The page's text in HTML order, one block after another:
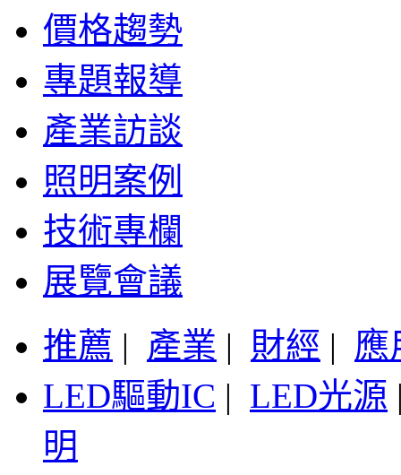
價格趨勢
專題報導
產業訪談
照明案例
技術專欄
展覽會議
推薦 | 產業 | 財經 | 應
LED驅動IC | LED光源
明